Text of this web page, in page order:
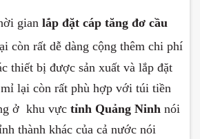
gian lắp đặt cáp tăng đơ cầu
còn rất dễ dàng cộng thêm chi phí
thiết bị được sản xuất và lắp đặt
lại còn rất phù hợp với túi tiền
ở khu vực tỉnh Quảng Ninh nói
thành khác của cả nước nói